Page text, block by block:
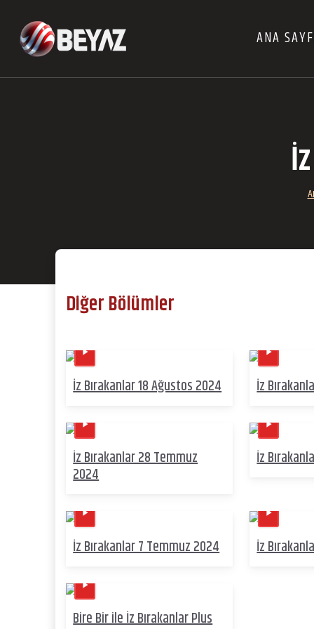
ANA
Diğer Bölümler
İz Bırakanlar 18 Ağustos 2024 İz
İz Bırakanlar 28 Temmuz
2024
İz
İz Bırakanlar 7 Temmuz 2024 İz
Bire Bir ile İz Bırakanlar Plus